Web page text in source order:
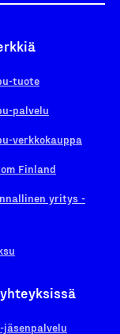
tuote
palvelu
verkkokauppa
Finland
yritys -